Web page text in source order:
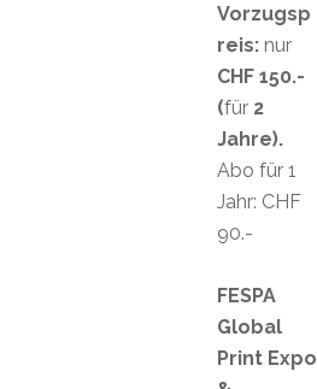
Vorzugsp
reis: nur
CHF 150.-
(für 2
Jahre).
Abo für 1
Jahr: CHF
90.-
FESPA
Global
Print Expo